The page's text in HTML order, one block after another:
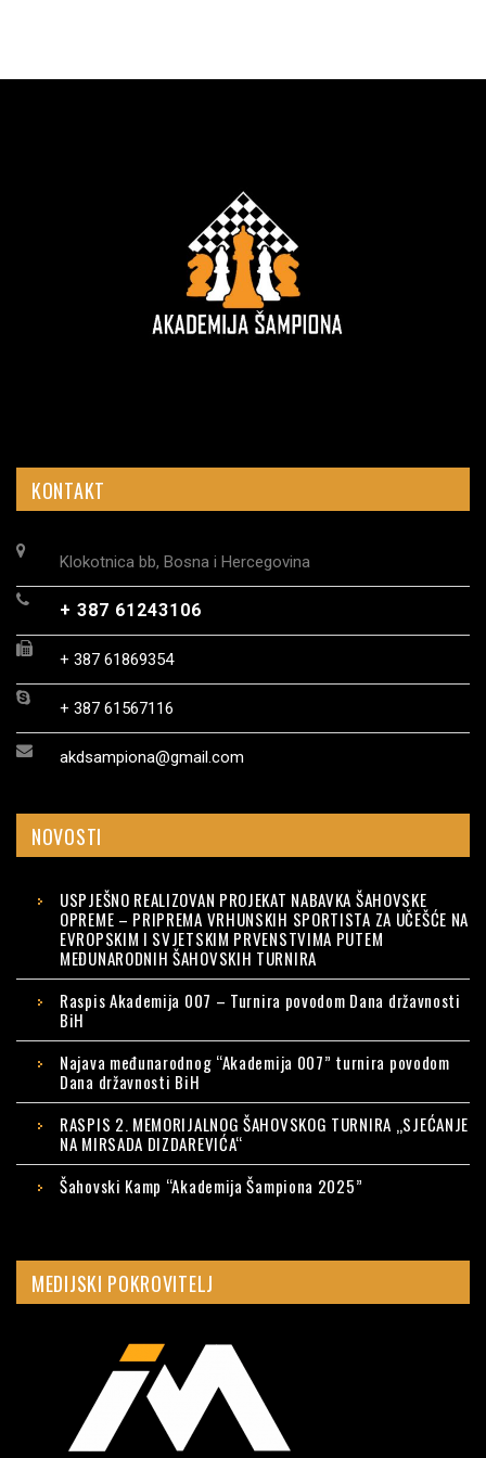
KONTAKT
Klokotnica bb, Bosna i Hercegovina
+ 387 61243106
+ 387 61869354
+ 387 61567116
akdsampiona@gmail.com
NOVOSTI
USPJEŠNO REALIZOVAN PROJEKAT NABAVKA ŠAHOVSKE
OPREME – PRIPREMA VRHUNSKIH SPORTISTA ZA UČEŠĆE NA
EVROPSKIM I SVJETSKIM PRVENSTVIMA PUTEM
MEĐUNARODNIH ŠAHOVSKIH TURNIRA
Raspis Akademija 007 – Turnira povodom Dana državnosti
BiH
Najava međunarodnog “Akademija 007” turnira povodom
Dana državnosti BiH
RASPIS 2. MEMORIJALNOG ŠAHOVSKOG TURNIRA „SJEĆANJE
NA MIRSADA DIZDAREVIĆA“
Šahovski Kamp “Akademija Šampiona 2025”
MEDIJSKI POKROVITELJ